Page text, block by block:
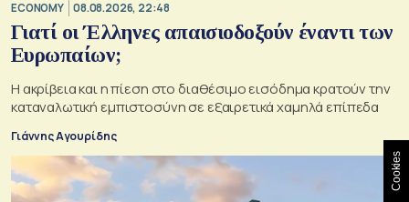
ECONOMY 08.08.2026, 22:48
Γιατί οι Έλληνες απαισιοδοξούν έναντι των
Ευρωπαίων;
Η ακρίβεια και η πίεση στο διαθέσιμο εισόδημα κρατούν την
καταναλωτική εμπιστοσύνη σε εξαιρετικά χαμηλά επίπεδα
Γιάννης Αγουρίδης
Cookies